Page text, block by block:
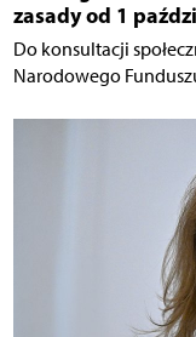
zasady od 1
Do konsultacji
Narodowego